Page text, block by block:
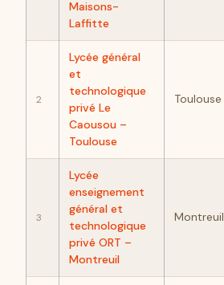
Maisons-
Laffitte
2
Lycée général
et
technologique
privé Le
Caousou –
Toulouse
Toulouse
3
Lycée
enseignement
général et
technologique
privé ORT –
Montreuil
Montreuil